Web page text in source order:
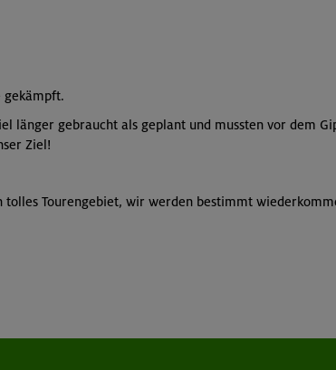
gekämpft.
länger gebraucht als geplant und mussten vor dem
Ziel!
Tourengebiet, wir werden bestimmt